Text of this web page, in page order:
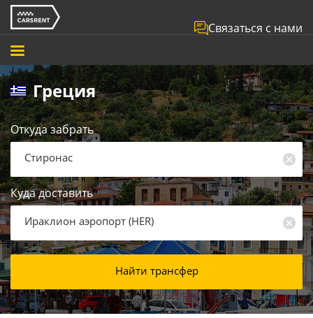
Связаться с нами
Греция
Откуда забрать
Стиронас
Куда доставить
Ираклион аэропорт (HER)
Найти трансфер